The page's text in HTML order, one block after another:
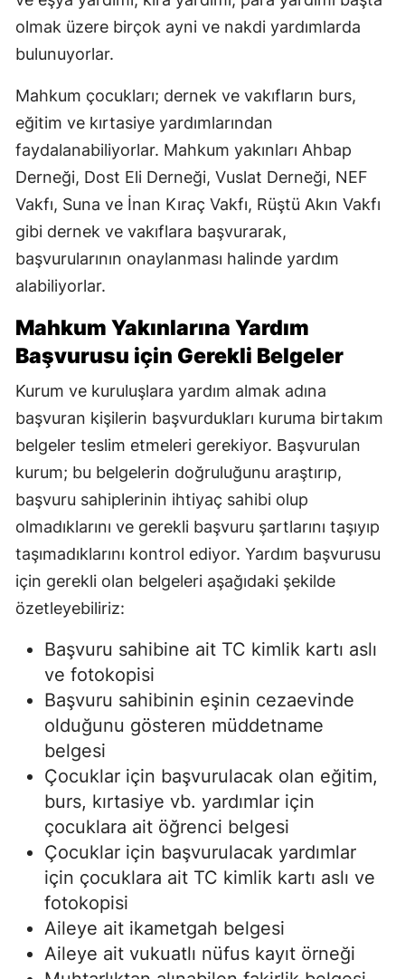
olmak üzere birçok ayni ve nakdi yardımlarda
bulunuyorlar.
Mahkum çocukları; dernek ve vakıfların burs,
eğitim ve kırtasiye yardımlarından
faydalanabiliyorlar. Mahkum yakınları Ahbap
Derneği, Dost Eli Derneği, Vuslat Derneği, NEF
Vakfı, Suna ve İnan Kıraç Vakfı, Rüştü Akın Vakfı
gibi dernek ve vakıflara başvurarak,
başvurularının onaylanması halinde yardım
alabiliyorlar.
Mahkum Yakınlarına Yardım
Başvurusu için Gerekli Belgeler
Kurum ve kuruluşlara yardım almak adına
başvuran kişilerin başvurdukları kuruma birtakım
belgeler teslim etmeleri gerekiyor. Başvurulan
kurum; bu belgelerin doğruluğunu araştırıp,
başvuru sahiplerinin ihtiyaç sahibi olup
olmadıklarını ve gerekli başvuru şartlarını taşıyıp
taşımadıklarını kontrol ediyor. Yardım başvurusu
için gerekli olan belgeleri aşağıdaki şekilde
özetleyebiliriz:
Başvuru sahibine ait TC kimlik kartı aslı
ve fotokopisi
Başvuru sahibinin eşinin cezaevinde
olduğunu gösteren müddetname
belgesi
Çocuklar için başvurulacak olan eğitim,
burs, kırtasiye vb. yardımlar için
çocuklara ait öğrenci belgesi
Çocuklar için başvurulacak yardımlar
için çocuklara ait TC kimlik kartı aslı ve
fotokopisi
Aileye ait ikametgah belgesi
Aileye ait vukuatlı nüfus kayıt örneği